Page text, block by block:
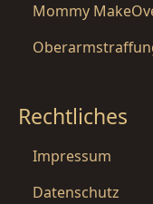
Mommy
Rechtliches
Impressum
Datenschutz